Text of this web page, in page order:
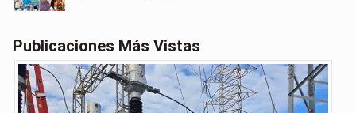
Publicaciones Más Vistas